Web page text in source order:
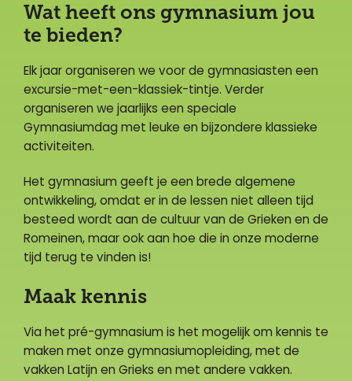
Wat heeft ons gymnasium jou
te bieden?
Elk jaar organiseren we voor de gymnasiasten een
excursie-met-een-klassiek-tintje. Verder
organiseren we jaarlijks een speciale
Gymnasiumdag met leuke en bijzondere klassieke
activiteiten.
Het gymnasium geeft je een brede algemene
ontwikkeling, omdat er in de lessen niet alleen tijd
besteed wordt aan de cultuur van de Grieken en de
Romeinen, maar ook aan hoe die in onze moderne
tijd terug te vinden is!
Maak kennis
Via het pré-gymnasium is het mogelijk om kennis te
maken met onze gymnasiumopleiding, met de
vakken Latijn en Grieks en met andere vakken.